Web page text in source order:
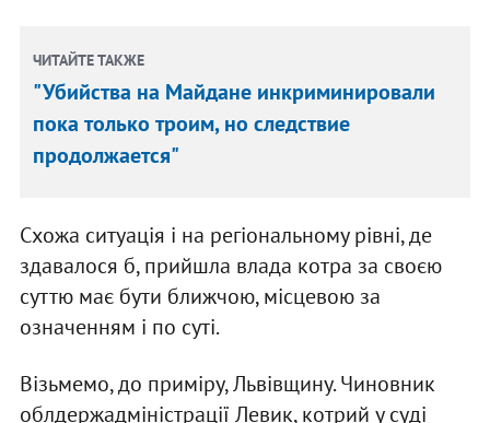
ЧИТАЙТЕ ТАКЖЕ
"Убийства на Майдане инкриминировали
пока только троим, но следствие
продолжается"
Схожа ситуація і на регіональному рівні, де
здавалося б, прийшла влада котра за своєю
суттю має бути ближчою, місцевою за
означенням і по суті.
Візьмемо, до приміру, Львівщину. Чиновник
облдержадміністрації Левик, котрий у суді